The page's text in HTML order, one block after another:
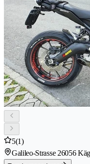
5(1)
Galileo-Strasse 26056